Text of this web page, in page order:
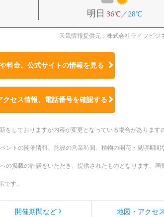
明日 36℃／28℃
天気情報提供元：株式会社ライフビジ
料金、公式サイトの情報を見る
クセス情報、電話番号を確認する
しておりますが内容が変更となっている場合があります
ントの開催情報、施設の営業時間、植物の開花・見頃期間
の掲載の許諾をいただき、提供されたものとなります。画
す。
開催期間など 地図・アクセス